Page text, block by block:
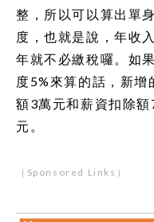
整，所以可以算出單
度，也就是說，年收
年就不必繳稅囉。如
度5%來算的話，新
額3萬元和薪資扣除
元。
（Sponsored Links）